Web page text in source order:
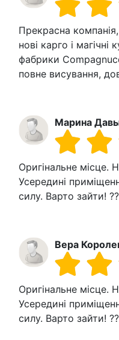
Прекрасна
нові карго і магічні
фабрики
повне висування,
Марина
Оригінальне місце.
Усередині
силу. Варто зайти!
Вера
Оригінальне місце.
Усередині
силу. Варто зайти!